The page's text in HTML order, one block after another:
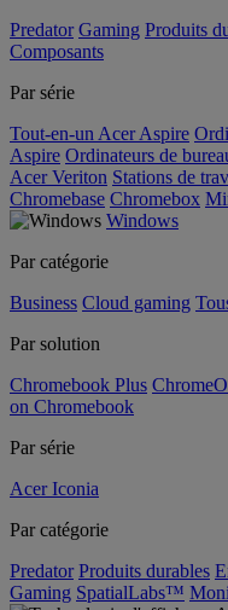
Predator Gaming Produits
Composants
Par série
Tout-en-un Acer Aspire
Aspire Ordinateurs de
Acer Veriton Stations de
Chromebase Chromebox
Windows
Par catégorie
Business Cloud gaming
Par solution
Chromebook Plus
on Chromebook
Par série
Acer Iconia
Par catégorie
Predator Produits durables
Gaming SpatialLabs™